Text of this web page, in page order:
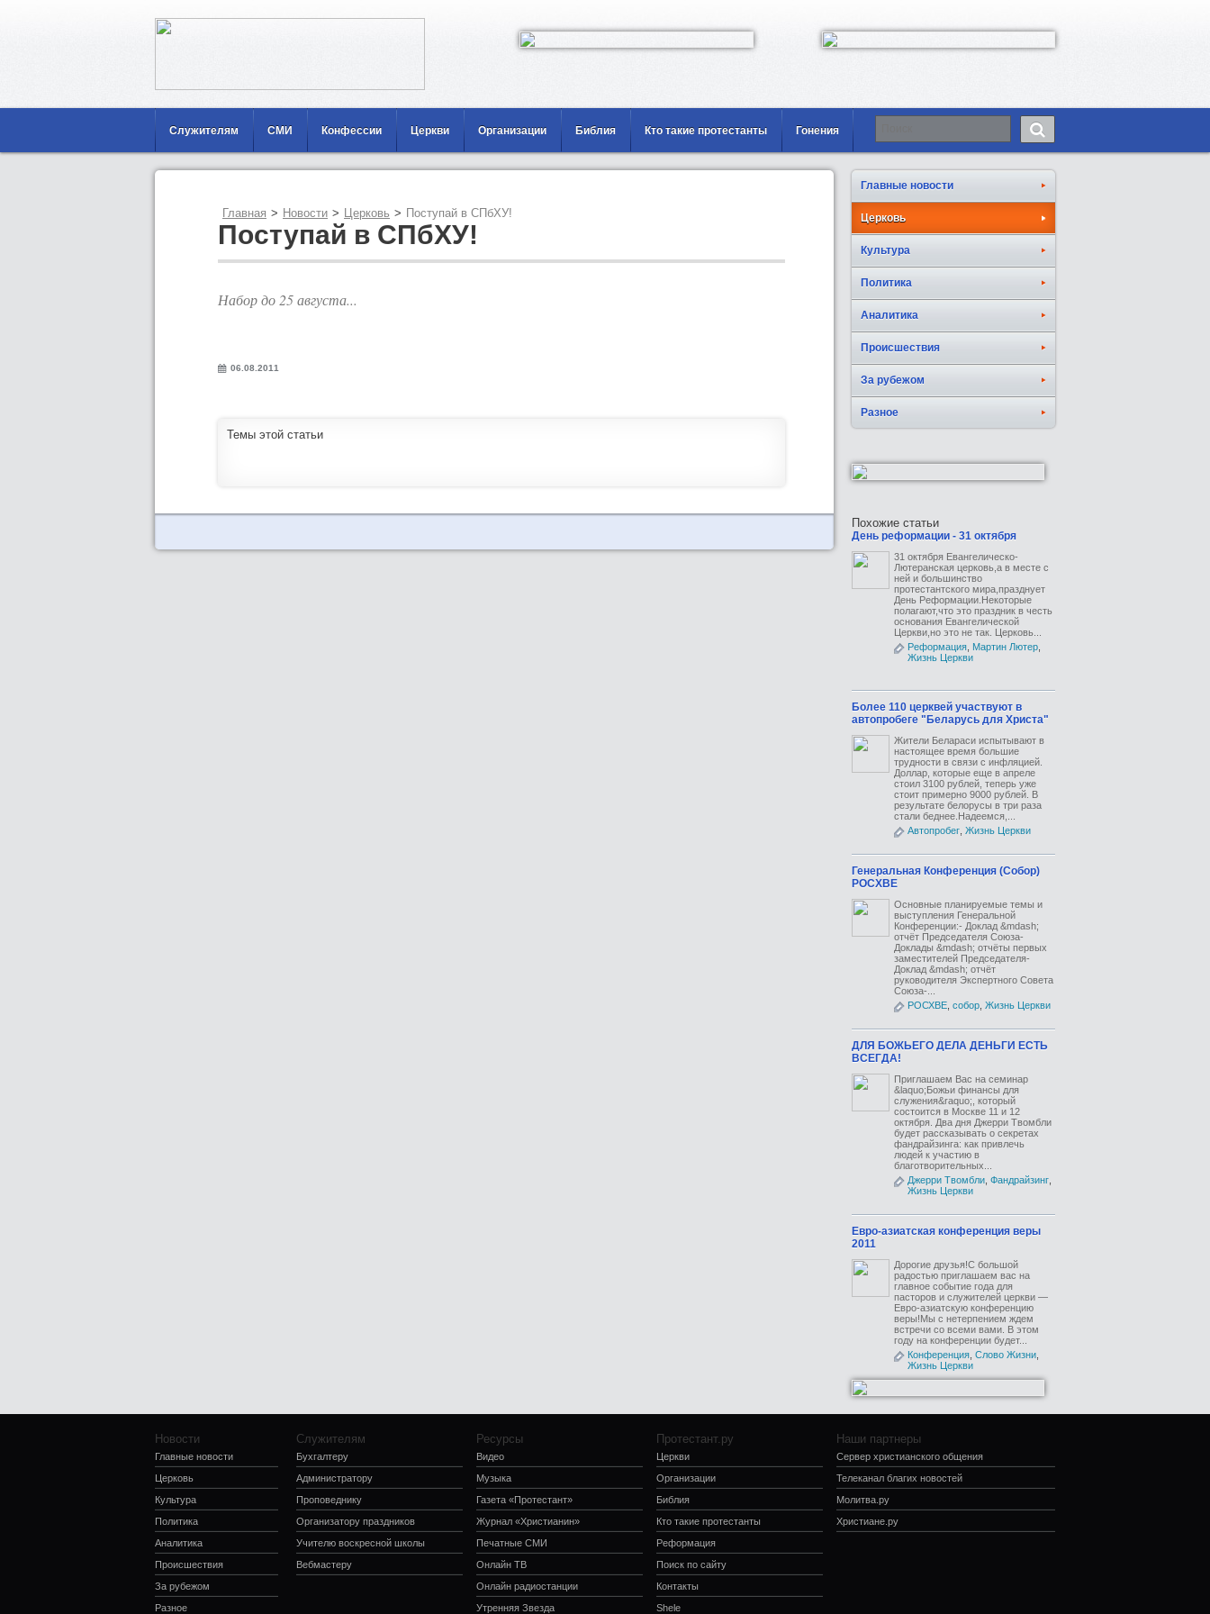
Служителям СМИ Конфессии Церкви Организации Библия Кто такие протестанты Гонения
Главная > Новости > Церковь > Поступай в СПбХУ!
Поступай в СПбХУ!
Набор до 25 августа...
06.08.2011
Темы этой статьи
Главные новости
Церковь
Культура
Политика
Аналитика
Происшествия
За рубежом
Разное
Похожие статьи
День реформации - 31 октября
31 октября Евангелическо-
Лютеранская церковь,а в месте с
ней и большинство
протестантского мира,празднует
День Реформации.Некоторые
полагают,что это праздник в честь
основания Евангелической
Церкви,но это не так. Церковь...
Реформация Мартин Лютер
Жизнь Церкви
Более 110 церквей участвуют в
автопробеге "Беларусь для Христа"
Жители Белараси испытывают в
настоящее время большие
трудности в связи с инфляцией.
Доллар, которые еще в апреле
стоил 3100 рублей, теперь уже
стоит примерно 9000 рублей. В
результате белорусы в три раза
стали беднее.Надеемся,...
Автопробег Жизнь Церкви
Генеральная Конференция (Собор)
РОСХВЕ
Основные планируемые темы и
выступления Генеральной
Конференции:- Доклад &mdash;
отчёт Председателя Союза-
Доклады &mdash; отчёты первых
заместителей Председателя-
Доклад &mdash; отчёт
руководителя Экспертного Совета
Союза-...
РОСХВЕ собор Жизнь Церкви
ДЛЯ БОЖЬЕГО ДЕЛА ДЕНЬГИ ЕСТЬ
ВСЕГДА!
Приглашаем Вас на семинар
&laquo;Божьи финансы для
служения&raquo;, который
состоится в Москве 11 и 12
октября. Два дня Джерри Твомбли
будет рассказывать о секретах
фандрайзинга: как привлечь
людей к участию в
благотворительных...
Джерри Твомбли Фандрайзинг
Жизнь Церкви
Евро-азиатская конференция веры
2011
Дорогие друзья!С большой
радостью приглашаем вас на
главное событие года для
пасторов и служителей церкви —
Евро-азиатскую конференцию
веры!Мы с нетерпением ждем
встречи со всеми вами. В этом
году на конференции будет...
Конференция Слово Жизни
Жизнь Церкви
Новости
Главные новости
Церковь
Культура
Политика
Аналитика
Происшествия
За рубежом
Разное
Служителям
Бухгалтеру
Администратору
Проповеднику
Организатору праздников
Учителю воскресной школы
Вебмастеру
Ресурсы
Видео
Музыка
Газета «Протестант»
Журнал «Христианин»
Печатные СМИ
Онлайн ТВ
Онлайн радиостанции
Утренняя Звезда
Протестант.ру
Церкви
Организации
Библия
Кто такие протестанты
Реформация
Поиск по сайту
Контакты
Shele
Наши партнеры
Сервер христианского общения
Телеканал благих новостей
Молитва.ру
Христиане.ру